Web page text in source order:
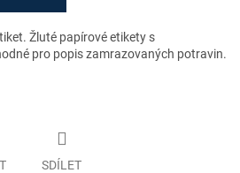
Žluté papírové etikety s
pro popis zamrazovaných potravin.
SDÍLET